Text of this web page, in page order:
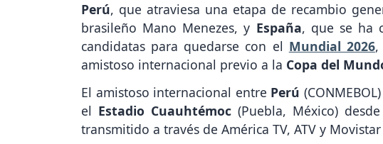
Perú, que atraviesa una etapa de recambio
brasileño Mano Menezes, y España, que se ha
candidatas para quedarse con el Mundial 2026,
amistoso internacional previo a la Copa del
El amistoso internacional entre Perú
el Estadio Cuauhtémoc (Puebla, México)
transmitido a través de América TV, ATV y